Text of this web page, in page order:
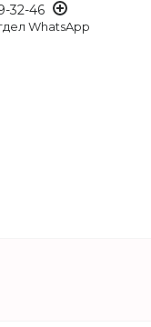
32-46
WhatsApp